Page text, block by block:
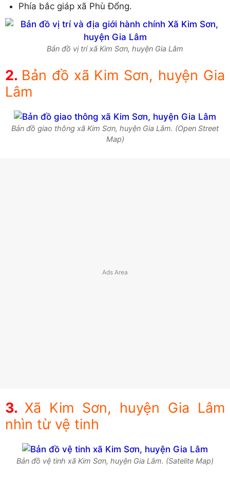
Phía bắc giáp xã Phù Đổng.
Bản đồ vị trí xã Kim Sơn, huyện Gia Lâm
Bản đồ xã Kim Sơn, huyện Gia
Lâm
Bản đồ giao thông xã Kim Sơn, huyện Gia Lâm. (Open Street
Map)
Xã Kim Sơn, huyện Gia Lâm
nhìn từ vệ tinh
Bản đồ vệ tinh xã Kim Sơn, huyện Gia Lâm. (Satelite Map)